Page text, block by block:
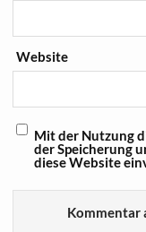
Website
Mit der Nutzung
der Speicherung
diese Website